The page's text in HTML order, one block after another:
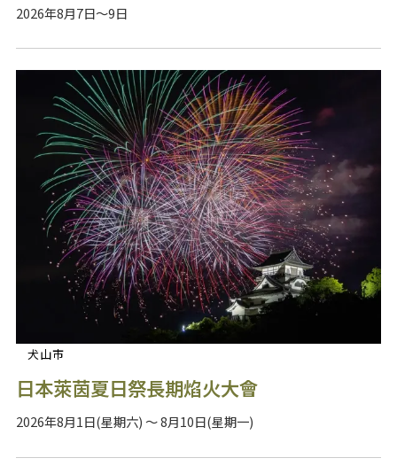
2026年8月7日～9日
犬山市
日本萊茵夏日祭長期焰火大會
2026年8月1日(星期六) ～ 8月10日(星期一)